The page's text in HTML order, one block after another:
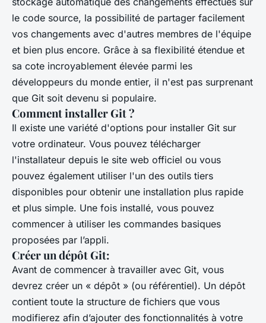
le code source, la possibilité de partager facilement
vos changements avec d'autres membres de l'équipe
et bien plus encore. Grâce à sa flexibilité étendue et
sa cote incroyablement élevée parmi les
développeurs du monde entier, il n'est pas surprenant
que Git soit devenu si populaire.
Comment installer Git ?
Il existe une variété d'options pour installer Git sur
votre ordinateur. Vous pouvez télécharger
l'installateur depuis le site web officiel ou vous
pouvez également utiliser l'un des outils tiers
disponibles pour obtenir une installation plus rapide
et plus simple. Une fois installé, vous pouvez
commencer à utiliser les commandes basiques
proposées par l’appli.
Créer un dépôt Git:
Avant de commencer à travailler avec Git, vous
devrez créer un « dépôt » (ou référentiel). Un dépôt
contient toute la structure de fichiers que vous
modifierez afin d’ajouter des fonctionnalités à votre